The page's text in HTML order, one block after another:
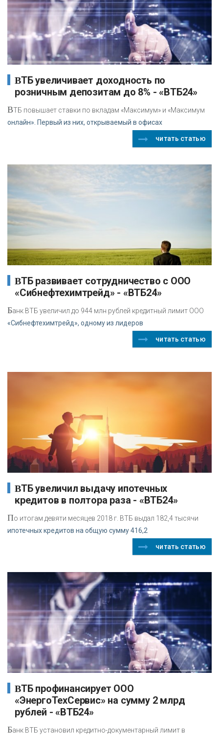
ВТБ увеличивает доходность по
розничным депозитам до 8% - «ВТБ24»
ВТБ повышает ставки по вкладам «Максимум» и «Максимум
онлайн». Первый из них, открываемый в офисах
читать статью
ВТБ развивает сотрудничество с ООО
«Сибнефтехимтрейд» - «ВТБ24»
Банк ВТБ увеличил до 944 млн рублей кредитный лимит ООО
«Сибнефтехимтрейд», одному из лидеров
читать статью
ВТБ увеличил выдачу ипотечных
кредитов в полтора раза - «ВТБ24»
По итогам девяти месяцев 2018 г. ВТБ выдал 182,4 тысячи
ипотечных кредитов на общую сумму 416,2
читать статью
ВТБ профинансирует ООО
«ЭнергоТехСервис» на сумму 2 млрд
рублей - «ВТБ24»
Банк ВТБ установил кредитно-документарный лимит в